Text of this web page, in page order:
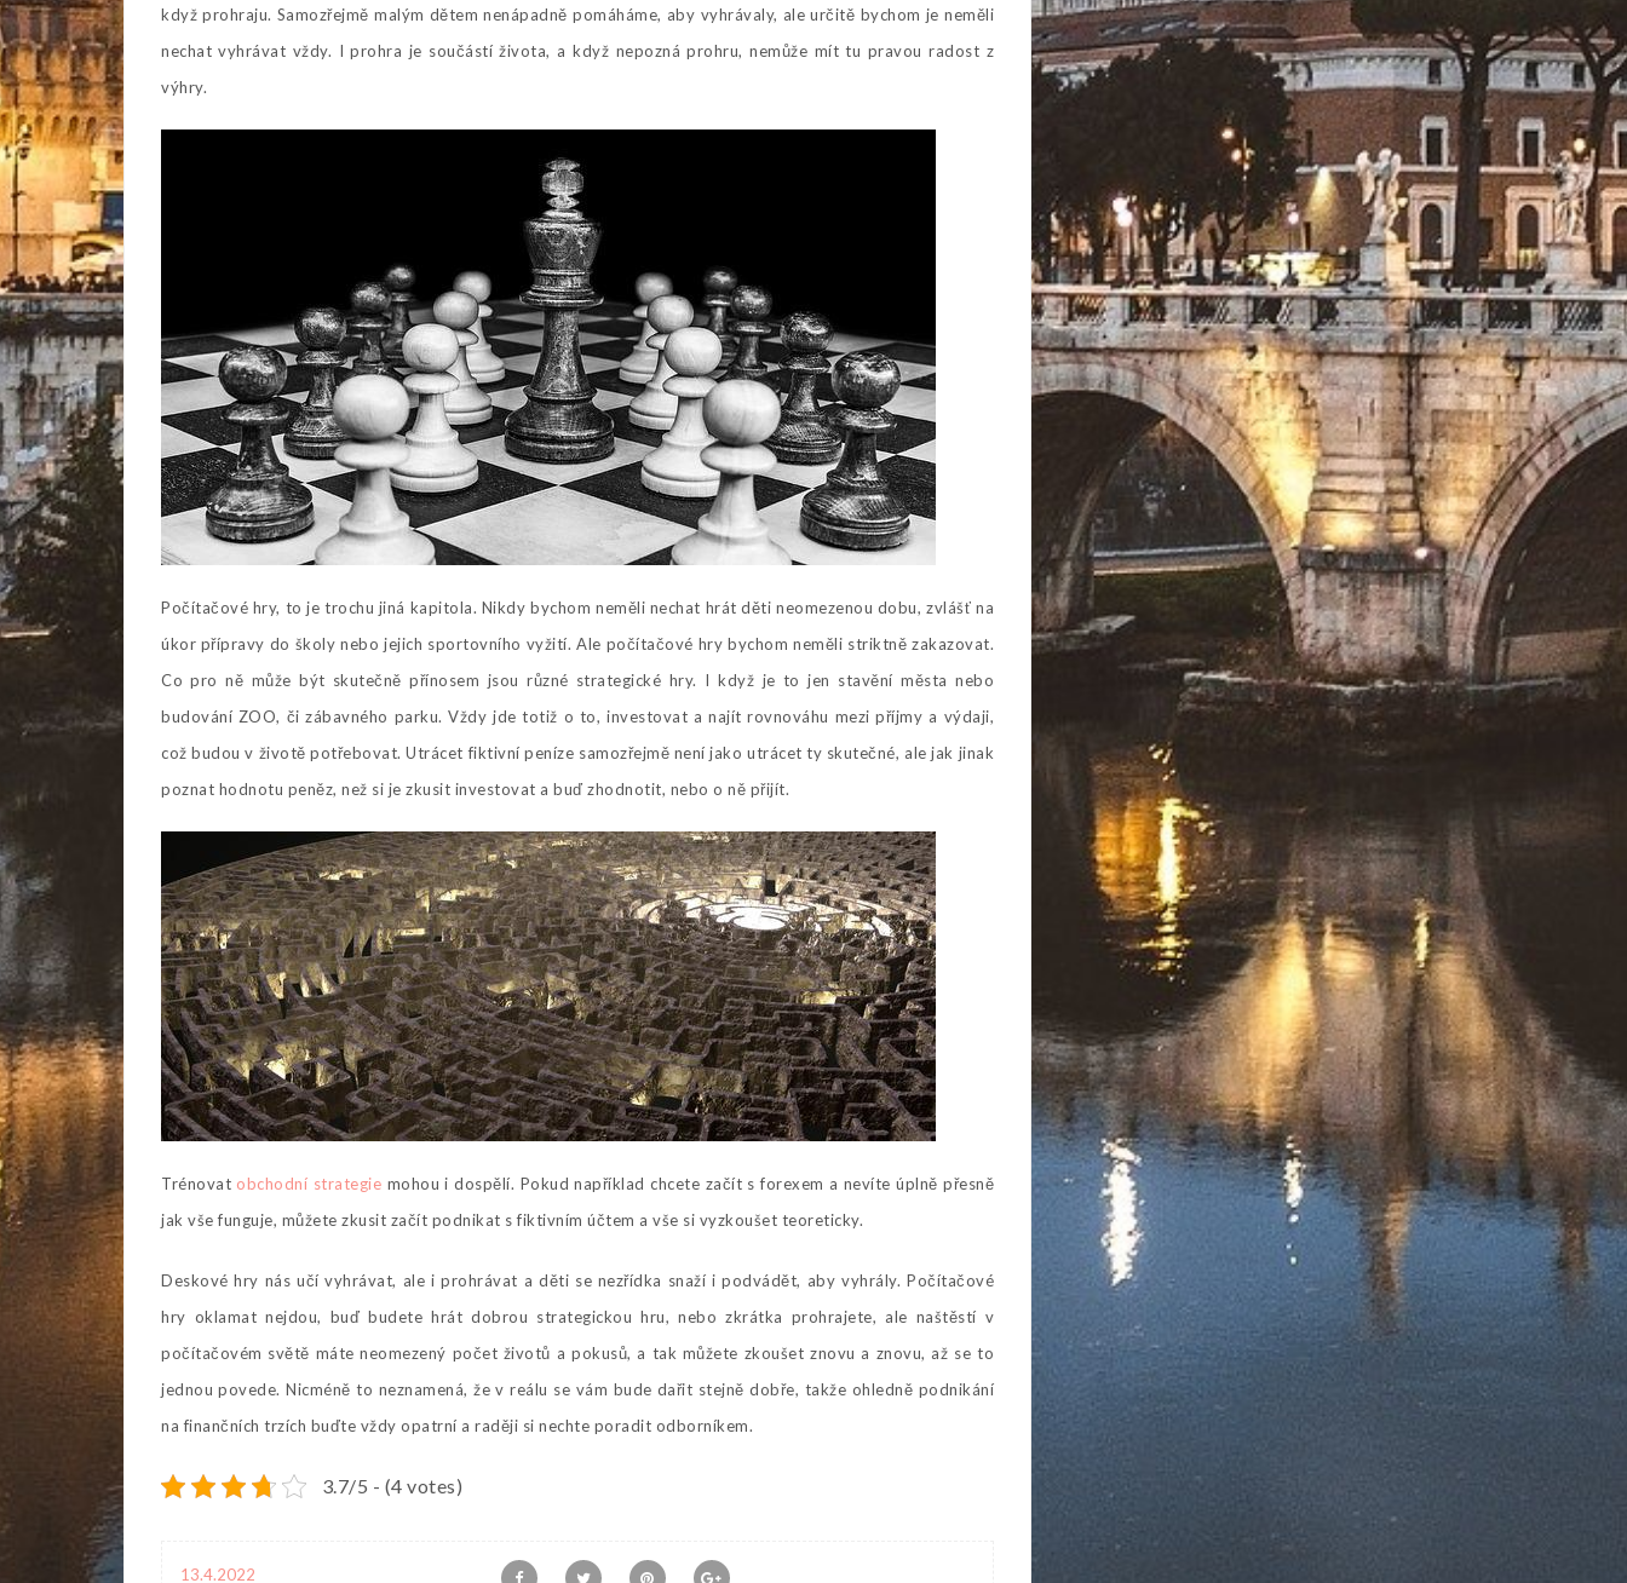
když prohraju. Samozřejmě malým dětem nenápadně pomáháme, aby vyhrávaly, ale určitě bychom je neměli
nechat vyhrávat vždy. I prohra je součástí života, a když nepozná prohru, nemůže mít tu pravou radost z
výhry.
Počítačové hry, to je trochu jiná kapitola. Nikdy bychom neměli nechat hrát děti neomezenou dobu, zvlášť na
úkor přípravy do školy nebo jejich sportovního vyžití. Ale počítačové hry bychom neměli striktně zakazovat.
Co pro ně může být skutečně přínosem jsou různé strategické hry. I když je to jen stavění města nebo
budování ZOO, či zábavného parku. Vždy jde totiž o to, investovat a najít rovnováhu mezi příjmy a výdaji,
což budou v životě potřebovat. Utrácet fiktivní peníze samozřejmě není jako utrácet ty skutečné, ale jak jinak
poznat hodnotu peněz, než si je zkusit investovat a buď zhodnotit, nebo o ně přijít.
Trénovat obchodní strategie mohou i dospělí. Pokud například chcete začít s forexem a nevíte úplně přesně
jak vše funguje, můžete zkusit začít podnikat s fiktivním účtem a vše si vyzkoušet teoreticky.
Deskové hry nás učí vyhrávat, ale i prohrávat a děti se nezřídka snaží i podvádět, aby vyhrály. Počítačové
hry oklamat nejdou, buď budete hrát dobrou strategickou hru, nebo zkrátka prohrajete, ale naštěstí v
počítačovém světě máte neomezený počet životů a pokusů, a tak můžete zkoušet znovu a znovu, až se to
jednou povede. Nicméně to neznamená, že v reálu se vám bude dařit stejně dobře, takže ohledně podnikání
na finančních trzích buďte vždy opatrní a raději si nechte poradit odborníkem.
3.7/5 - (4 votes)
13.4.2022